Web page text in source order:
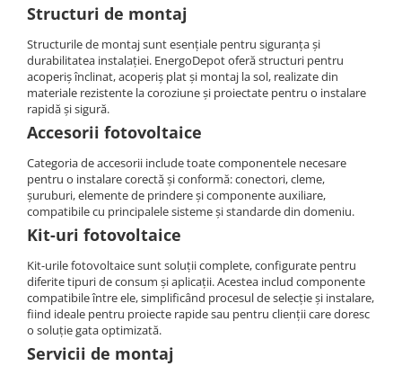
Cabluri speciale
Conductori flexibili cupru
Conductori rigizi
Conductori rigizi cupru
Cabluri alarma
Cabluri semnalizare incendiu
Cabluri semnalizare si control
ecranate
Structuri de montaj
Structurile de montaj sunt esențiale pentru siguranța și
durabilitatea instalației. EnergoDepot oferă structuri pentru
acoperiș înclinat, acoperiș plat și montaj la sol, realizate din
materiale rezistente la coroziune și proiectate pentru o instalare
rapidă și sigură.
Accesorii fotovoltaice
Categoria de accesorii include toate componentele necesare
pentru o instalare corectă și conformă: conectori, cleme,
șuruburi, elemente de prindere și componente auxiliare,
compatibile cu principalele sisteme și standarde din domeniu.
Kit-uri fotovoltaice
Kit-urile fotovoltaice sunt soluții complete, configurate pentru
diferite tipuri de consum și aplicații. Acestea includ componente
compatibile între ele, simplificând procesul de selecție și instalare,
fiind ideale pentru proiecte rapide sau pentru clienții care doresc
o soluție gata optimizată.
Servicii de montaj